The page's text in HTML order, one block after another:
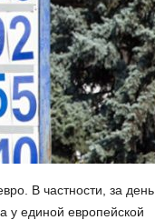
В частности, за день
у единой европейской